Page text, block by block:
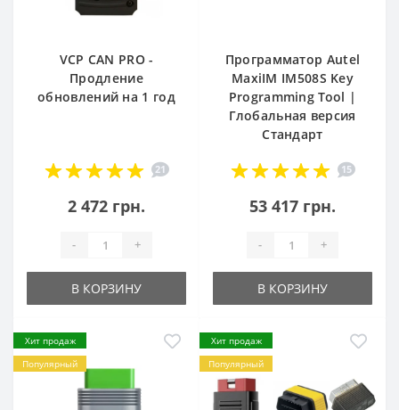
VCP CAN PRO -
Продление
обновлений на 1 год
21
2 472 грн.
- +
В КОРЗИНУ
Программатор Autel
MaxiIM IM508S Key
Programming Tool |
Глобальная версия
Стандарт
15
53 417 грн.
- +
В КОРЗИНУ
Хит продаж
Популярный
Хит продаж
Популярный